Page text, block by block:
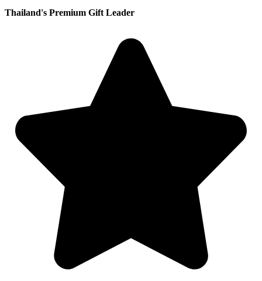
Thailand's Premium Gift Leader